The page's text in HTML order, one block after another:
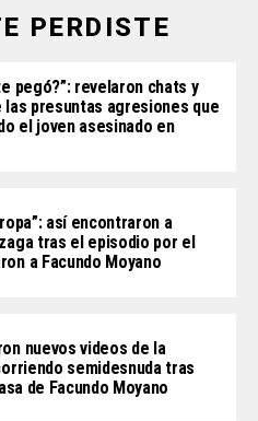
PERDISTE
pegó?”: revelaron chats y
presuntas agresiones que
el joven asesinado en
así encontraron a
tras el episodio por el
a Facundo Moyano
nuevos videos de la
semidesnuda tras
de Facundo Moyano